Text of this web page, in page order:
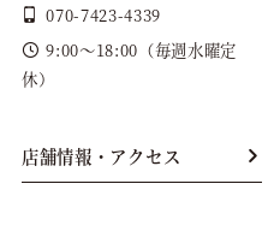
070-7423-4339
9:00～18:00（毎週水曜定
休）
店舗情報・アクセス